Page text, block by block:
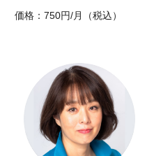
価格：750円/月（税込）